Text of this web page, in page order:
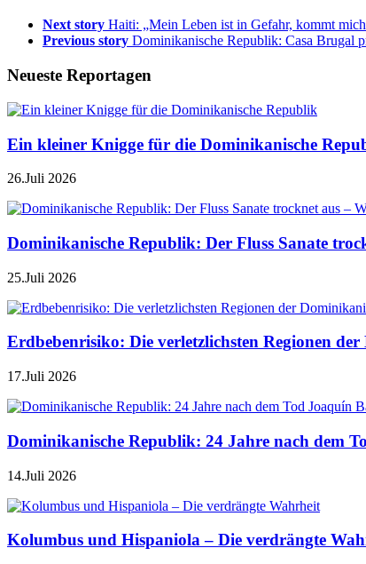
Next story Haiti: „Mein Leben ist in Gefahr, kommt
Previous story Dominikanische Republik: Casa Brugal
Neueste Reportagen
Ein kleiner Knigge für die Dominikanische
26.Juli 2026
Dominikanische Republik: Der Fluss Sanate
25.Juli 2026
Erdbebenrisiko: Die verletzlichsten Regionen
17.Juli 2026
Dominikanische Republik: 24 Jahre nach dem
14.Juli 2026
Kolumbus und Hispaniola – Die verdrängte